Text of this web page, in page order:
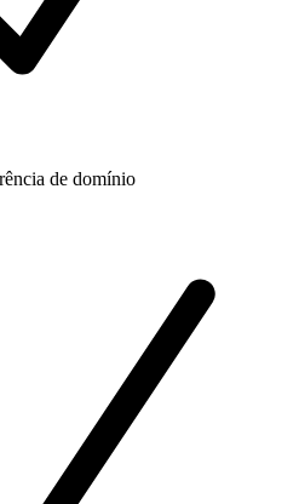
de domínio